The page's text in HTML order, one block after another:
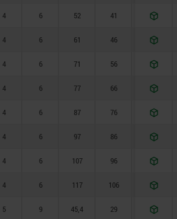
4 6 52 41 190
4 6 61 46 190
4 6 71 56 190
4 6 77 66 190
4 6 87 76 190
4 6 97 86 190
4 6 107 96 190
4 6 117 106 190
5 9 45,4 29 300